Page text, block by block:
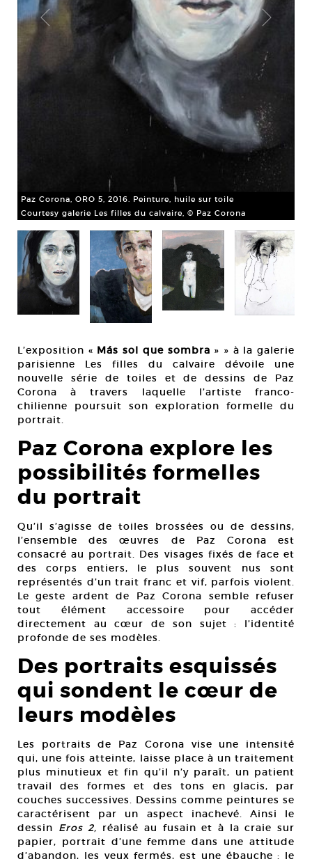
Paz Corona, ORO 5, 2016. Peinture, huile sur toile
Courtesy galerie Les filles du calvaire, © Paz Corona
L’exposition « Más sol que sombra » » à la galerie
parisienne Les filles du calvaire dévoile une
nouvelle série de toiles et de dessins de Paz
Corona à travers laquelle l’artiste franco-
chilienne poursuit son exploration formelle du
portrait.
Paz Corona explore les
possibilités formelles
du portrait
Qu’il s’agisse de toiles brossées ou de dessins,
l’ensemble des œuvres de Paz Corona est
consacré au portrait. Des visages fixés de face et
des corps entiers, le plus souvent nus sont
représentés d’un trait franc et vif, parfois violent.
Le geste ardent de Paz Corona semble refuser
tout élément accessoire pour accéder
directement au cœur de son sujet : l’identité
profonde de ses modèles.
Des portraits esquissés
qui sondent le cœur de
leurs modèles
Les portraits de Paz Corona vise une intensité
qui, une fois atteinte, laisse place à un traitement
plus minutieux et fin qu’il n’y paraît, un patient
travail des formes et des tons en glacis, par
couches successives. Dessins comme peintures se
caractérisent par un aspect inachevé. Ainsi le
dessin Eros 2, réalisé au fusain et à la craie sur
papier, portrait d’une femme dans une attitude
d’abandon, les yeux fermés, est une ébauche : le